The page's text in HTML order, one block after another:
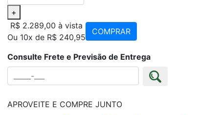
+
R$ 2.289,00 à vista
Ou 10x de R$ 240,95
COMPRAR
Consulte Frete e Previsão de Entrega
APROVEITE E COMPRE JUNTO